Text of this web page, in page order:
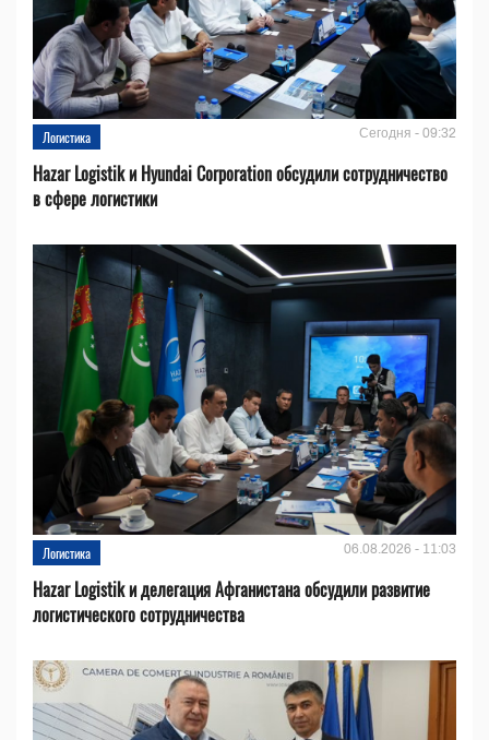
Логистика Сегодня - 09:32
Hazar Logistik и Hyundai Corporation обсудили сотрудничество
в сфере логистики
Логистика 06.08.2026 - 11:03
Hazar Logistik и делегация Афганистана обсудили развитие
логистического сотрудничества